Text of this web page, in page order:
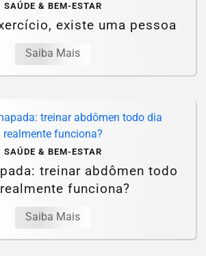
SAÚDE & BEM-ESTAR
existe uma pessoa
Saiba Mais
SAÚDE & BEM-ESTAR
treinar abdômen todo
funciona?
Saiba Mais